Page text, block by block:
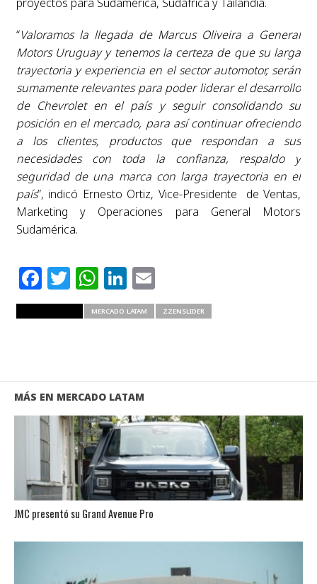
“Valoramos la llegada de Marcus Oliveira a General
Motors Uruguay y tenemos la certeza de que su larga
trayectoria y experiencia en el sector automotor, serán
sumamente relevantes para poder liderar el desarrollo
de Chevrolet en el país y seguir consolidando su
posición en el mercado, para así continuar ofreciendo
a los clientes, productos que respondan a sus
necesidades con toda la confianza, respaldo y
seguridad de una marca con larga trayectoria en el
país”, indicó Ernesto Ortiz, Vice-Presidente de Ventas,
Marketing y Operaciones para General Motors
Sudamérica.
Facebook
Twitter
WhatsApp
LinkedIn
Email
MERCADO LATAM ZZENSLIDER
MÁS EN MERCADO LATAM
JMC presentó su Grand Avenue Pro